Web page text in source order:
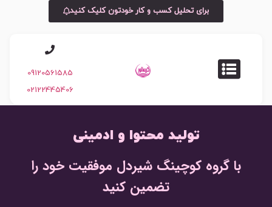
برای تحلیل کسب و کار خودتون کلیک کنید
09120561585
02122445406
تولید محتوا و ادمینی
با گروه کوچینگ شیردل موفقیت خود را
تضمین کنید